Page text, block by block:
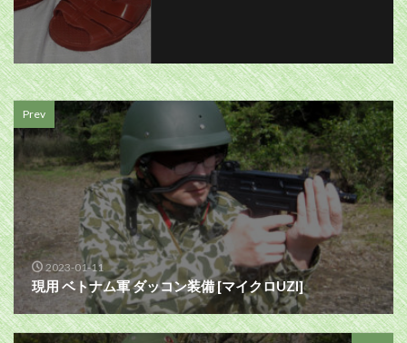
Prev
2023-01-11
現用 ベトナム軍 ダッコン装備 [マイクロUZI]